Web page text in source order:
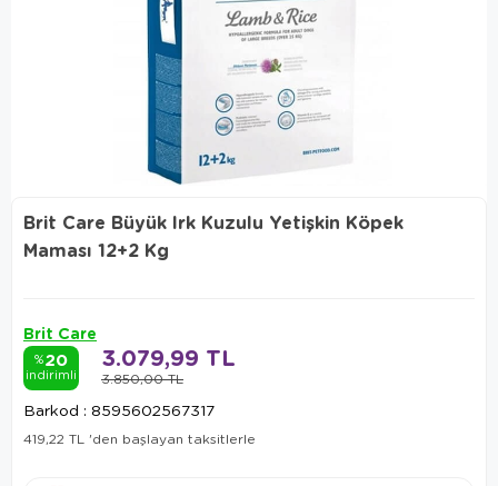
Brit Care Büyük Irk Kuzulu Yetişkin Köpek
Maması 12+2 Kg
Brit Care
%20
indirimli 3.850,00 TL
3.079,99 TL
Barkod : 8595602567317
419,22 TL 'den başlayan taksitlerle